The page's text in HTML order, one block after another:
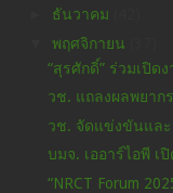
ธันวาคม
พฤศจิกายน
“สุรศักดิ์” ร่วมเปิด
วช. แถลงผลพยาก
วช. จัดแข่งขันและ
บมจ. เออาร์ไอพี เปิ
“NRCT Forum